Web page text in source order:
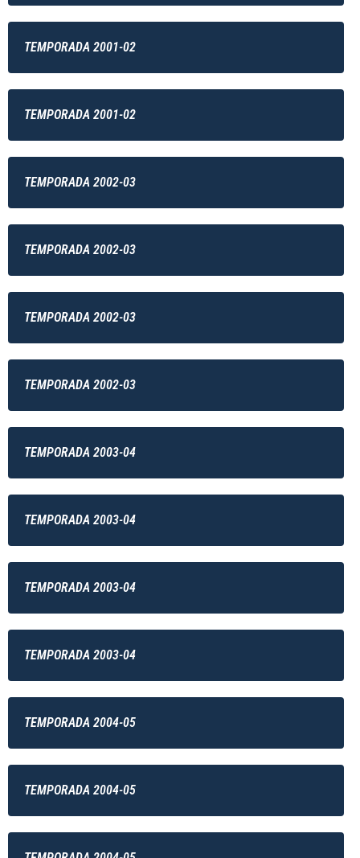
TEMPORADA 2001-02
TEMPORADA 2001-02
TEMPORADA 2002-03
TEMPORADA 2002-03
TEMPORADA 2002-03
TEMPORADA 2002-03
TEMPORADA 2003-04
TEMPORADA 2003-04
TEMPORADA 2003-04
TEMPORADA 2003-04
TEMPORADA 2004-05
TEMPORADA 2004-05